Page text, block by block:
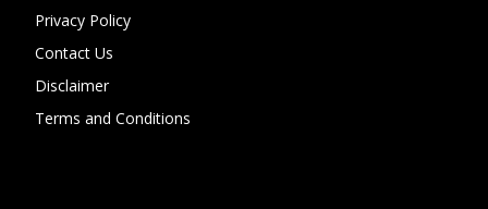
Privacy Policy
Contact Us
Disclaimer
Terms and Conditions